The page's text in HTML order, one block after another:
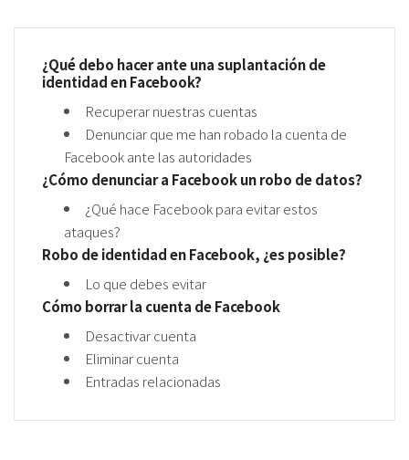
¿Qué debo hacer ante una suplantación de
identidad en Facebook?
Recuperar nuestras cuentas
Denunciar que me han robado la cuenta de
Facebook ante las autoridades
¿Cómo denunciar a Facebook un robo de datos?
¿Qué hace Facebook para evitar estos
ataques?
Robo de identidad en Facebook, ¿es posible?
Lo que debes evitar
Cómo borrar la cuenta de Facebook
Desactivar cuenta
Eliminar cuenta
Entradas relacionadas